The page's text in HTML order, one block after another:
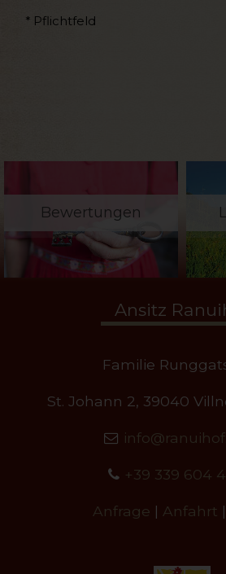
* Pflichtfeld
Bewertungen
Ansitz
Familie
St. Johann 2, 39040
+39 339 604
Anfrage | Anfahrt |